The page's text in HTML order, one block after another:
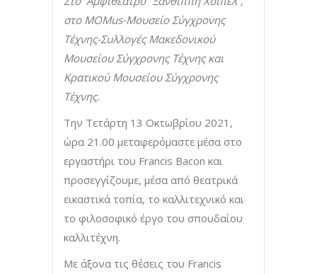
στο MOMus-Μουσείο Σύγχρονης
Τέχνης-Συλλογές Μακεδονικού
Μουσείου Σύγχρονης Τέχνης και
Κρατικού Μουσείου Σύγχρονης
Τέχνης.
Την Τετάρτη 13 Οκτωβρίου 2021,
ώρα 21.00 μεταφερόμαστε μέσα στο
εργαστήρι του Francis Bacon και
προσεγγίζουμε, μέσα από θεατρικά
εικαστικά τοπία, το καλλιτεχνικό και
το φιλοσοφικό έργο του σπουδαίου
καλλιτέχνη.
Με άξονα τις θέσεις του Francis